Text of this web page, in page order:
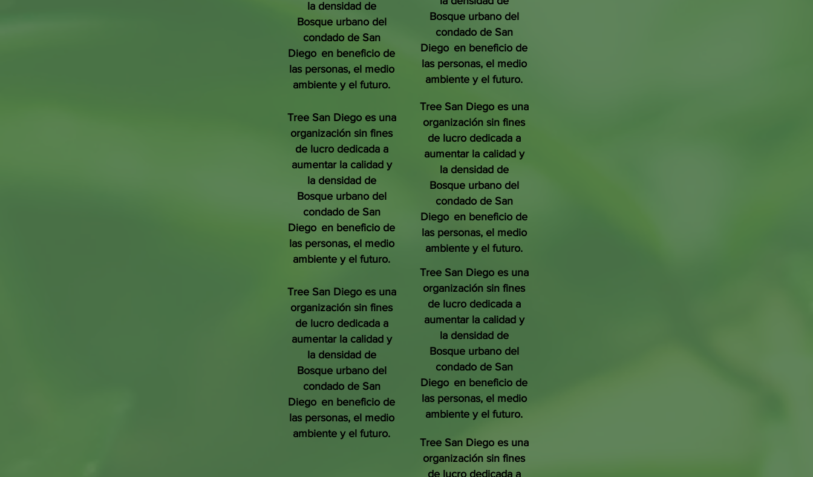
la densidad de
Bosque urbano del
condado de San
Diego en beneficio de
las personas, el medio
ambiente y el futuro.
Tree San Diego es una
organización sin fines
de lucro dedicada a
aumentar la calidad y
la densidad de
Bosque urbano del
condado de San
Diego en beneficio de
las personas, el medio
ambiente y el futuro.
Tree San Diego es una
organización sin fines
de lucro dedicada a
aumentar la calidad y
la densidad de
Bosque urbano del
condado de San
Diego en beneficio de
las personas, el medio
ambiente y el futuro.
Bosque urbano del
condado de San
Diego en beneficio de
las personas, el medio
ambiente y el futuro.
Tree San Diego es una
organización sin fines
de lucro dedicada a
aumentar la calidad y
la densidad de
Bosque urbano del
condado de San
Diego en beneficio de
las personas, el medio
ambiente y el futuro.
Tree San Diego es una
organización sin fines
de lucro dedicada a
aumentar la calidad y
la densidad de
Bosque urbano del
condado de San
Diego en beneficio de
las personas, el medio
ambiente y el futuro.
Tree San Diego es una
organización sin fines
de lucro dedicada a